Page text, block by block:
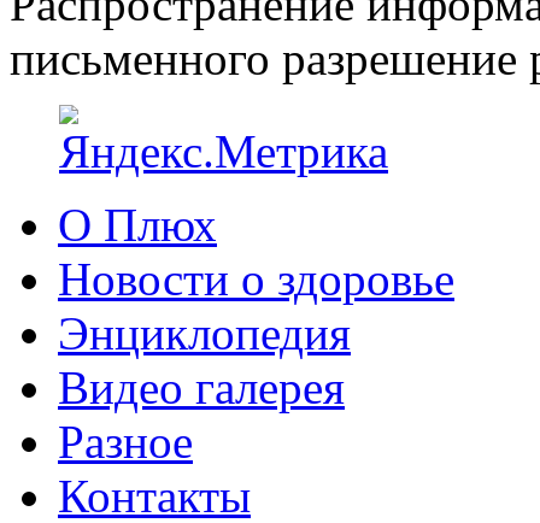
письменного разрешение
О Плюх
Новости о здоровье
Энциклопедия
Видео галерея
Разное
Контакты